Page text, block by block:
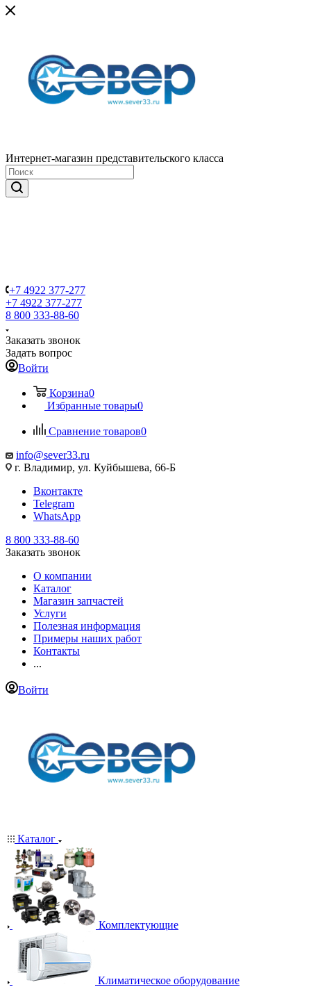
Интернет-магазин представительского класса
+7 4922 377-277
+7 4922 377-277
8 800 333-88-60
Заказать звонок
Задать вопрос
Войти
Корзина0
Избранные товары0
Сравнение товаров0
info@sever33.ru
г. Владимир, ул. Куйбышева, 66-Б
Вконтакте
Telegram
WhatsApp
8 800 333-88-60
Заказать звонок
О компании
Каталог
Магазин запчастей
Услуги
Полезная информация
Примеры наших работ
Контакты
...
Войти
Каталог
Комплектующие
Климатическое оборудование